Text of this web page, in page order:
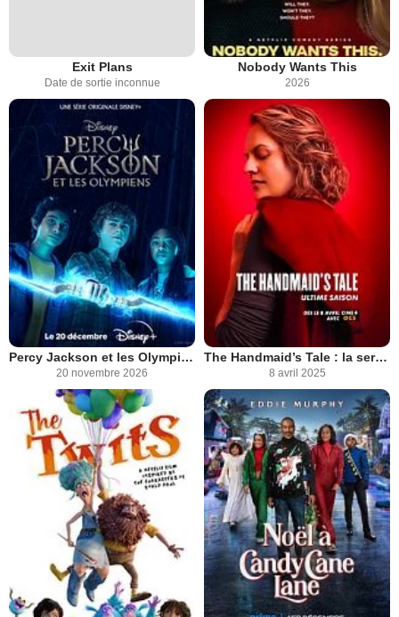
Exit Plans
Date de sortie inconnue
Nobody Wants This
2026
Percy Jackson et les Olympiens
20 novembre 2026
The Handmaid’s Tale : la servante écarlate
8 avril 2025